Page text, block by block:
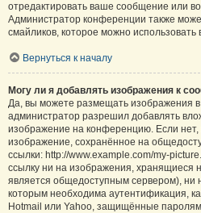
отредактировать ваше сообщение или
Администратор конференции также
смайликов, которое можно
Вернуться к началу
Могу ли я добавлять изображения к
Да, вы можете размещать изображения
администратор разрешил добавлять
изображение на конференцию. Если нет,
изображение, сохранённое на
ссылки: http://www.example.com/my-
ссылку ни на изображения, хранящиеся
является общедоступным сервером), ни
которым необходима аутентификация,
Hotmail или Yahoo, защищённые